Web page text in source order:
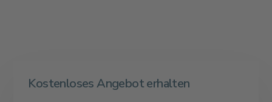
Kostenloses Angebot erhalten